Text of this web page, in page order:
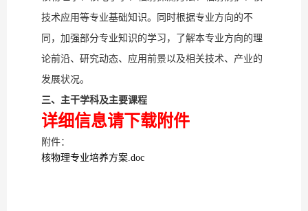
技术应用等专业基础知识。同时根据专业方向的不
同，加强部分专业知识的学习，了解本专业方向的理
论前沿、研究动态、应用前景以及相关技术、产业的
发展状况。
三、主干学科及主要课程
详细信息请下载附件
附件：
核物理专业培养方案.doc